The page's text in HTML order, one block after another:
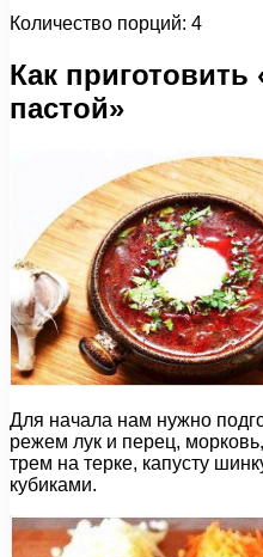
Количество порций: 4
Как
пастой»
Для начала нам нужно
режем лук и перец,
трем на терке, капусту
кубиками.